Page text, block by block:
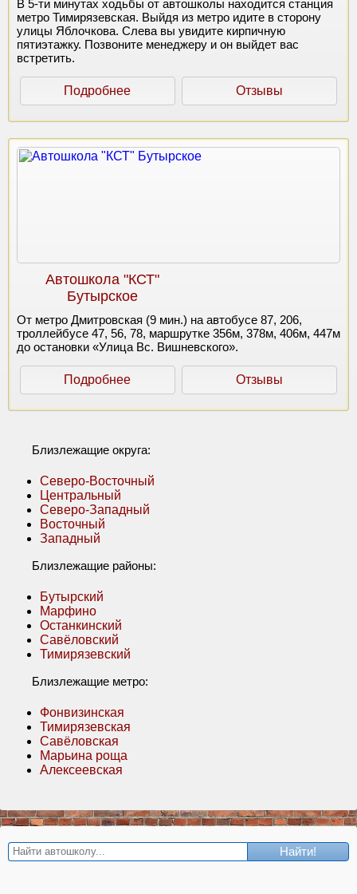
В 5-ти минутах ходьбы от автошколы находится станция
метро Тимирязевская. Выйдя из метро идите в сторону
улицы Яблочкова. Слева вы увидите кирпичную
пятиэтажку. Позвоните менеджеру и он выйдет вас
встретить.
Подробнее Отзывы
Автошкола "КСТ"
Бутырское
От метро Дмитровская (9 мин.) на автобусе 87, 206,
троллейбусе 47, 56, 78, маршрутке 356м, 378м, 406м, 447м
до остановки «Улица Вс. Вишневского».
Подробнее Отзывы
Близлежащие округа:
Северо-Восточный
Центральный
Северо-Западный
Восточный
Западный
Близлежащие районы:
Бутырский
Марфино
Останкинский
Савёловский
Тимирязевский
Близлежащие метро:
Фонвизинская
Тимирязевская
Савёловская
Марьина роща
Алексеевская
Найти!